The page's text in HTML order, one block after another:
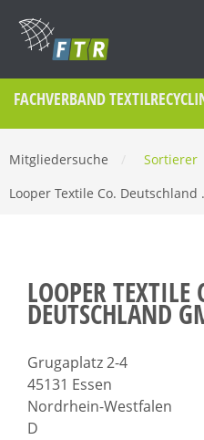
FACHVERBAND
Mitgliedersuche Sortierer
Looper Textile Co. Deutschland
LOOPER TEXTILE
DEUTSCHLAND
Grugaplatz 2-4
45131 Essen
Nordrhein-Westfalen
D